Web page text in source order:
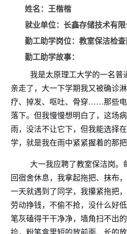
姓名：王楷楷
就业单位：长鑫存储技术有限
勤工助学岗位：教室保洁检查
勤工助学故事：
我是太原理工大学的一名普
亲走了，大一下学期我又被确诊
疗、掉发、呕吐、骨穿……那些
落下。但我慢慢想明白了，这场
雨，没法不让它下，但我能选择
学，就是我在雨中紧紧握着的那把
大一我应聘了教室保洁岗。
回宿舍休息，我拿起拖把、抹布
一天就遇到了同学，我攥紧拖把
劳动挣钱，不偷不抢，没什么好
笔灰磕得干干净净，墙角扫不出